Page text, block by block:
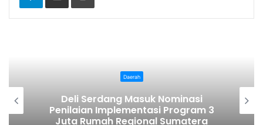
Nominasi
Program 3
Sumatera
Pemkab Karo Gelar
Kemerdekaan,
81 Ajak